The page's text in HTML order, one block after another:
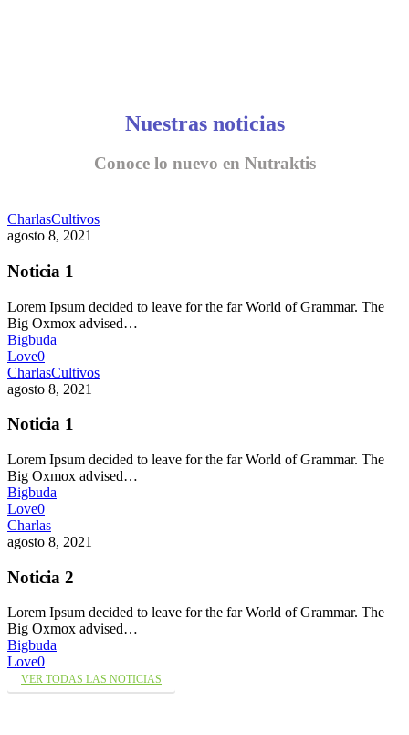
Nuestras noticias
Conoce lo nuevo en Nutraktis
CharlasCultivos
agosto 8, 2021
Noticia 1
Lorem Ipsum decided to leave for the far World of Grammar. The
Big Oxmox advised…
Bigbuda
Love0
CharlasCultivos
agosto 8, 2021
Noticia 1
Lorem Ipsum decided to leave for the far World of Grammar. The
Big Oxmox advised…
Bigbuda
Love0
Charlas
agosto 8, 2021
Noticia 2
Lorem Ipsum decided to leave for the far World of Grammar. The
Big Oxmox advised…
Bigbuda
Love0
VER TODAS LAS NOTICIAS